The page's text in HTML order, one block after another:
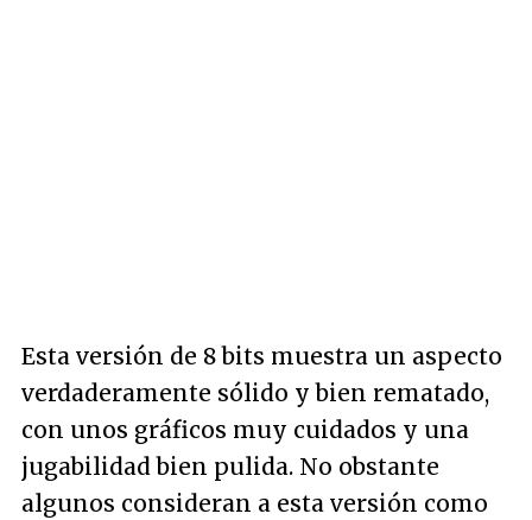
Esta versión de 8 bits muestra un aspecto
verdaderamente sólido y bien rematado,
con unos gráficos muy cuidados y una
jugabilidad bien pulida. No obstante
algunos consideran a esta versión como